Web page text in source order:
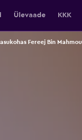
Ülevaade KKK
Fereej Bin